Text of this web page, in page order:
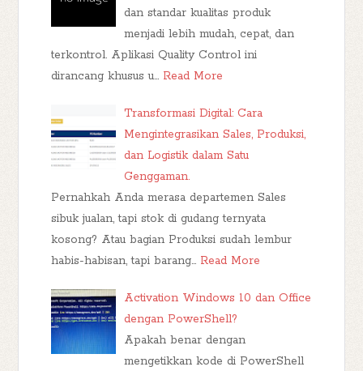
dan standar kualitas produk
menjadi lebih mudah, cepat, dan
terkontrol. Aplikasi Quality Control ini
dirancang khusus u… Read More
Transformasi Digital: Cara
Mengintegrasikan Sales, Produksi,
dan Logistik dalam Satu
Genggaman.
Pernahkah Anda merasa departemen Sales
sibuk jualan, tapi stok di gudang ternyata
kosong? Atau bagian Produksi sudah lembur
habis-habisan, tapi barang… Read More
Activation Windows 10 dan Office
dengan PowerShell?
Apakah benar dengan
mengetikkan kode di PowerShell